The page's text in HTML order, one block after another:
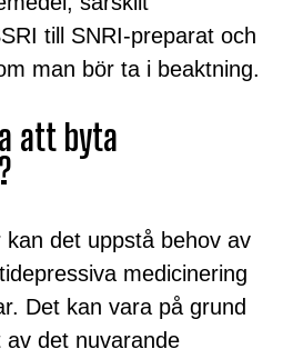
till SNRI-preparat och
man bör ta i beaktning.
att byta
det uppstå behov av
medicinering
Det kan vara på grund
det nuvarande